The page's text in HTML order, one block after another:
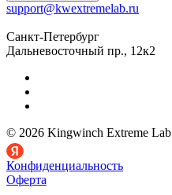
support@kwextremelab.ru
Санкт-Петербург
Дальневосточный пр., 12к2
© 2026 Kingwinch Extreme Lab
Конфиденциальность
Оферта